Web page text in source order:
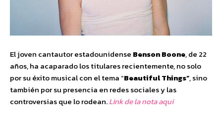
El joven cantautor estadounidense Benson Boone, de 22
años, ha acaparado los titulares recientemente, no solo
por su éxito musical con el tema “Beautiful Things”, sino
también por su presencia en redes sociales y las
controversias que lo rodean.Link de la nota aqui